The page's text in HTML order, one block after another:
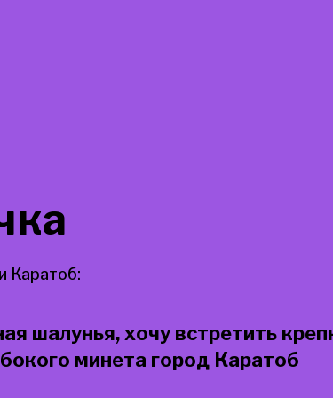
Каратоб:
шалунья, хочу встретить
минета город Каратоб